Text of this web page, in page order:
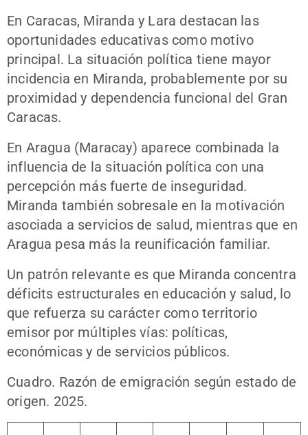
En Caracas, Miranda y Lara destacan las
oportunidades educativas como motivo
principal. La situación política tiene mayor
incidencia en Miranda, probablemente por su
proximidad y dependencia funcional del Gran
Caracas.
En Aragua (Maracay) aparece combinada la
influencia de la situación política con una
percepción más fuerte de inseguridad.
Miranda también sobresale en la motivación
asociada a servicios de salud, mientras que en
Aragua pesa más la reunificación familiar.
Un patrón relevante es que Miranda concentra
déficits estructurales en educación y salud, lo
que refuerza su carácter como territorio
emisor por múltiples vías: políticas,
económicas y de servicios públicos.
Cuadro. Razón de emigración según estado de
origen. 2025.